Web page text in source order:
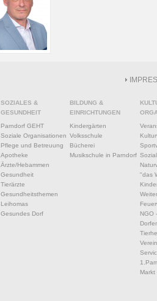
SOZIALES &
GESUNDHEIT
Parndorf GEHT
Soziale Organisationen
Pflege und Betreuung
Apotheke
Ärzte/Hebammen
Gesundheit
Tierärzte
Gesundheitsthemen
Leihomas
Gesundes Dorf
BILDUNG &
EINRICHTUNGEN
Kindergärten
Volksschule
Bücherei
Musikschule in Parndorf
"das
NGO
Markt